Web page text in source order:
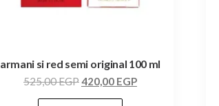
armani si red semi original 100 ml
525,00EGP420,00 EGP